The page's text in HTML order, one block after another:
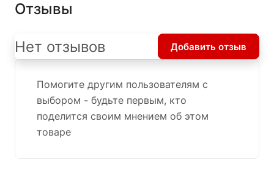
Отзывы
Помогите другим пользователям с
выбором - будьте первым, кто
поделится своим мнением об этом
товаре
Нет отзывов Добавить отзыв